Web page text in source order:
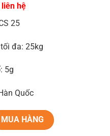
hệ
25
đa: 25kg
5g
Quốc
MUA HÀNG